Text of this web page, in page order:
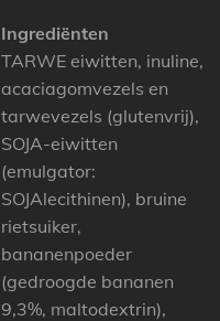
Ingrediënten
TARWE eiwitten, inuline,
acaciagomvezels en
tarwevezels (glutenvrij),
SOJA-eiwitten
(emulgator:
SOJAlecithinen), bruine
rietsuiker,
bananenpoeder
(gedroogde bananen
9,3%, maltodextrin),